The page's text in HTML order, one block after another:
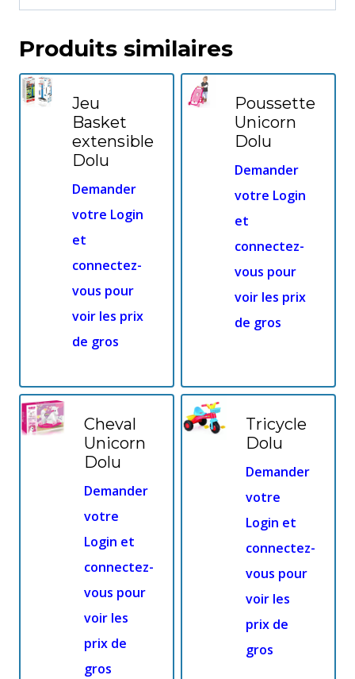
Produits similaires
Jeu
Basket
extensible
Dolu
Demander
votre Login
et
connectez-
vous pour
voir les prix
de gros
Poussette
Unicorn
Dolu
Demander
votre Login
et
connectez-
vous pour
voir les prix
de gros
Cheval
Unicorn
Dolu
Demander
votre
Login et
connectez-
vous pour
voir les
prix de
gros
Tricycle
Dolu
Demander
votre
Login et
connectez-
vous pour
voir les
prix de
gros